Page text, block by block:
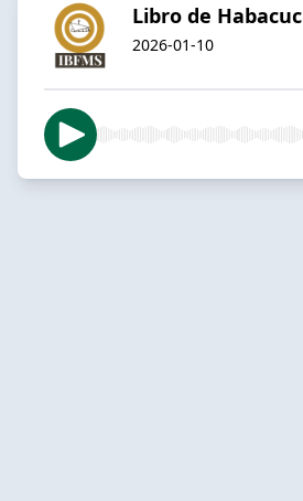
Libro de Habacuc
2026-01-10